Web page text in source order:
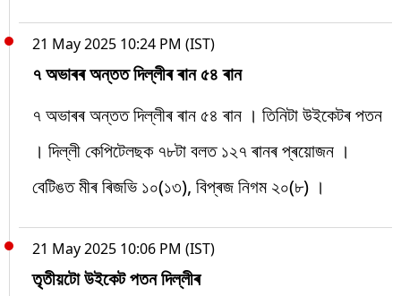
21 May 2025 10:24 PM (IST)
৭ অভাৰৰ অন্তত দিল্লীৰ ৰান ৫৪ ৰান
৭ অভাৰৰ অন্তত দিল্লীৰ ৰান ৫৪ ৰান । তিনিটা উইকেটৰ পতন
। দিল্লী কেপিটেলছক ৭৮টা বলত ১২৭ ৰানৰ প্ৰয়োজন ।
বেটিঙত মীৰ ৰিজভি ১০(১৩), বিপ্ৰজ নিগম ২০(৮) ।
21 May 2025 10:06 PM (IST)
তৃতীয়টো উইকেট পতন দিল্লীৰ